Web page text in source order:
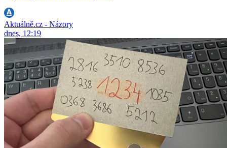
Aktuálně.cz - Názory
dnes, 12:19